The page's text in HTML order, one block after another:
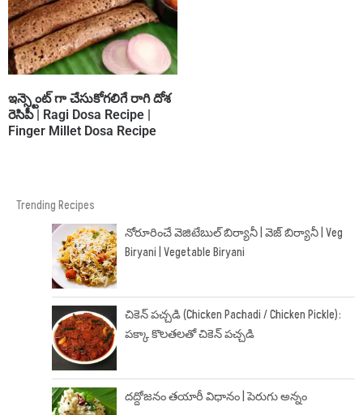
ఇన్స్టెంట్ గా చేసుకోగలిగే రాగి దోశ
రెసిపీ | Ragi Dosa Recipe |
Finger Millet Dosa Recipe
Trending Recipes
నోరూరించే వెజిటేబుల్ బిర్యానీ | వెజ్ బిర్యానీ | Veg
Biryani | Vegetable Biryani
చికెన్ పచ్చడి (Chicken Pachadi / Chicken Pickle):
పక్కా కొలతలతో చికెన్ పచ్చడి
దద్దోజనం తయారీ విధానం | పెరుగు అన్నం